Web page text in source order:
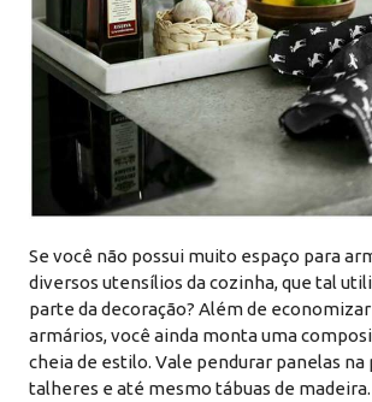
Se você não possui muito espaço para
diversos utensílios da cozinha, que tal
parte da decoração? Além de
armários, você ainda monta uma
cheia de estilo. Vale pendurar panelas
talheres e até mesmo tábuas de